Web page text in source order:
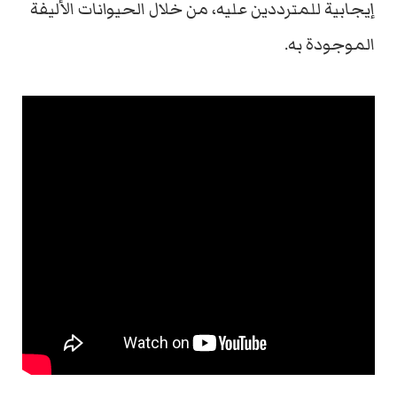
إيجابية للمترددين عليه، من خلال الحيوانات الأليفة
الموجودة به.